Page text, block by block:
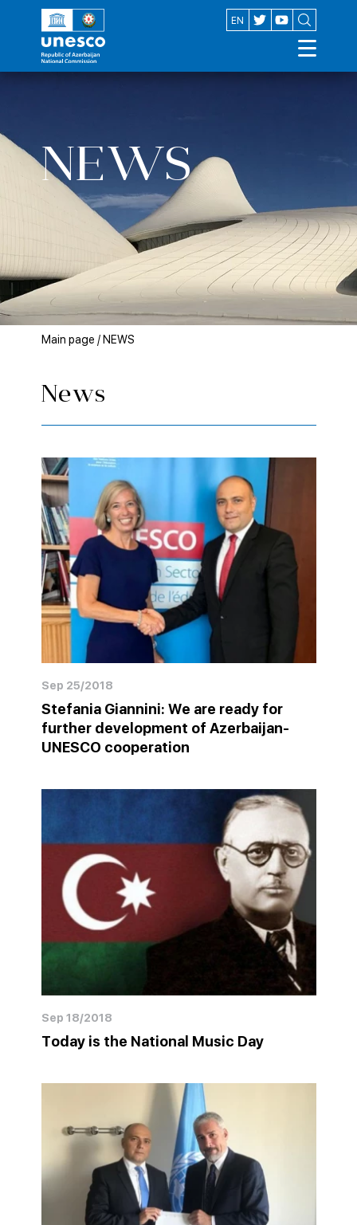
EN
AZ
NEWS
Main page / NEWS
News
Sep 25/2018
Stefania Giannini: We are ready for
further development of Azerbaijan-
UNESCO cooperation
Sep 18/2018
Today is the National Music Day